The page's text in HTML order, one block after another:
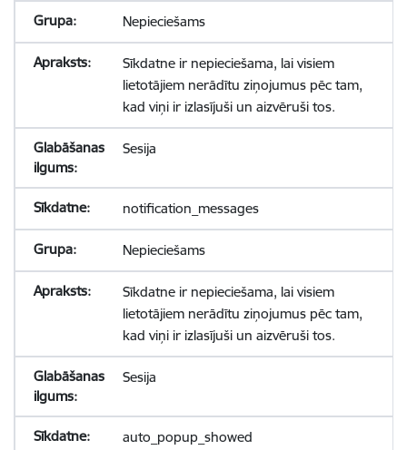
Nepieciešams
Sīkdatne ir nepieciešama, lai visiem
lietotājiem nerādītu ziņojumus pēc tam,
kad viņi ir izlasījuši un aizvēruši tos.
Sesija
notification_messages
Nepieciešams
Sīkdatne ir nepieciešama, lai visiem
lietotājiem nerādītu ziņojumus pēc tam,
kad viņi ir izlasījuši un aizvēruši tos.
Sesija
auto_popup_showed